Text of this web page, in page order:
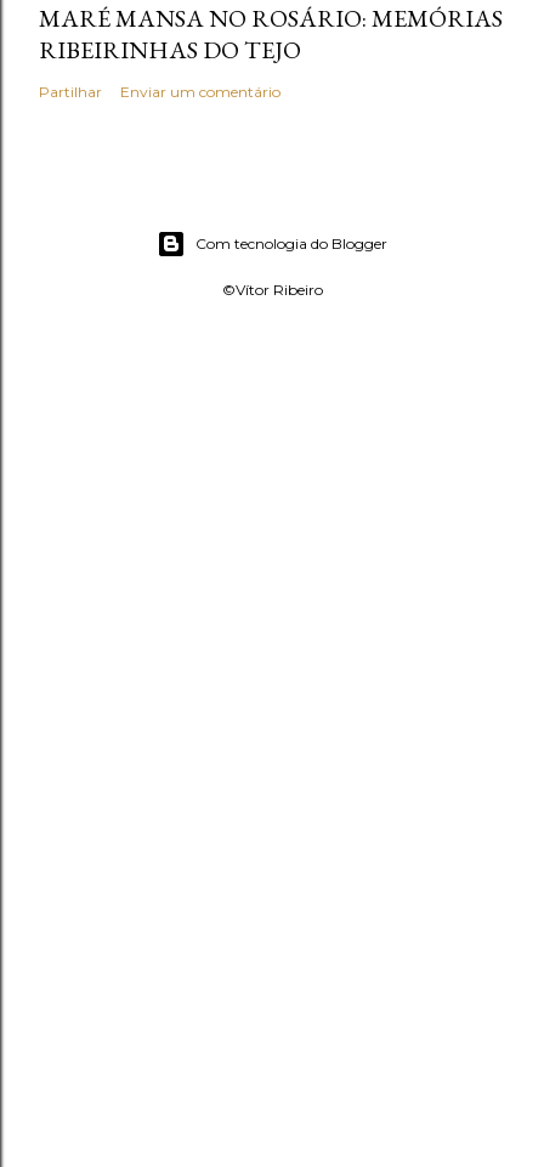
MARÉ MANSA NO ROSÁRIO: MEMÓRIAS
RIBEIRINHAS DO TEJO
Partilhar Enviar um comentário
Com tecnologia do Blogger
©Vítor Ribeiro